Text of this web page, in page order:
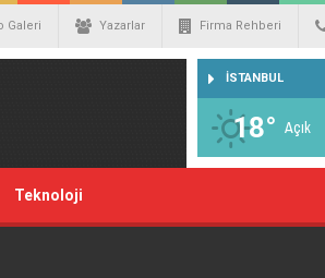
Galeri Yazarlar Firma Rehberi
İSTANBUL
18° Açık
Teknoloji